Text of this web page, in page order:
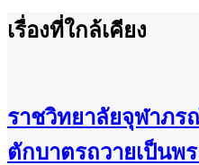
เรื่องที่ใกล้เคียง
ราชวิทยาลัยจุฬาภ
ตักบาตรถวายเป็นพ